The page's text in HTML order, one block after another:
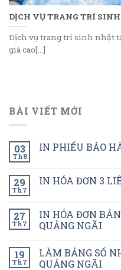
DỊCH VỤ TRANG TRÍ
Dịch vụ trang trí sinh nhật
giá cao[...]
BÀI VIẾT MỚI
03
Th8
IN PHIẾU BẢO
29
Th7
IN HÓA ĐƠN 3
27
Th7
IN HÓA ĐƠN
QUẢNG NGÃI
19
Th7
LÀM BẢNG SỐ
QUẢNG NGÃI